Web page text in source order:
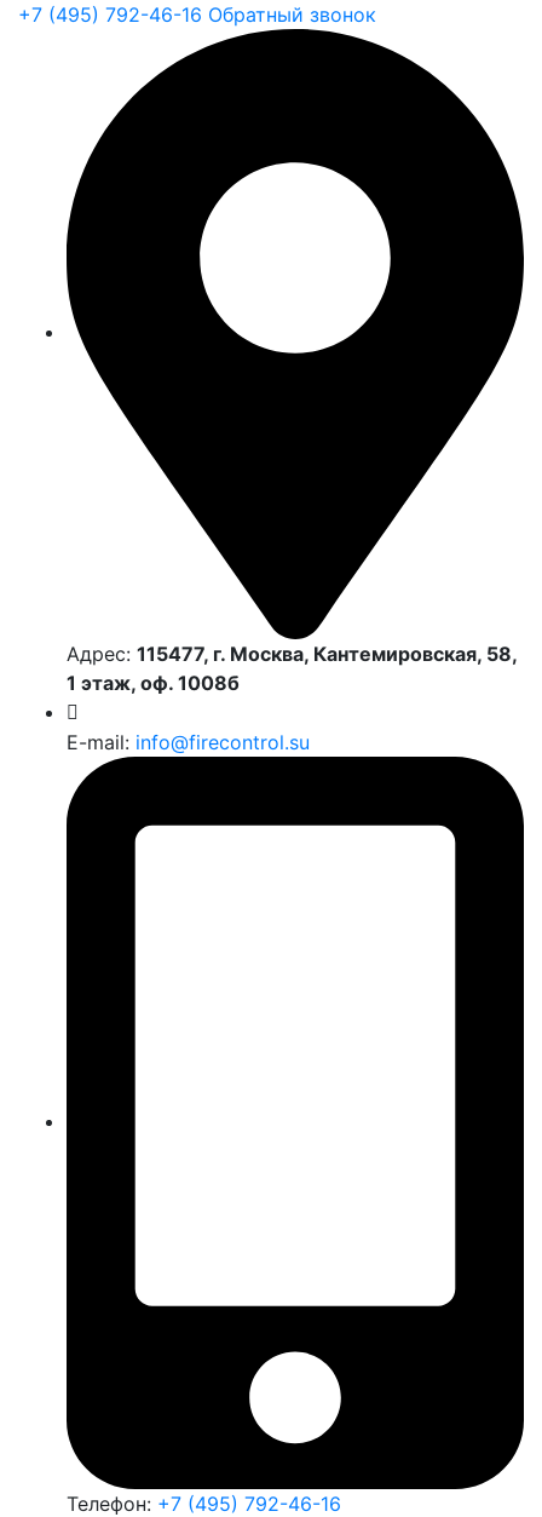
+7 (495) 792-46-16 Обратный звонок
Адрес: 115477, г. Москва, Кантемировская, 58,
1 этаж, оф. 1008б
E-mail: info@firecontrol.su
Телефон: +7 (495) 792-46-16